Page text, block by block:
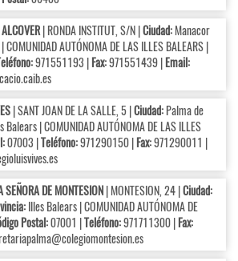
| RONDA INSTITUT, S/N |Ciudad:Manacor
AUTÓNOMA DE LAS ILLES BALEARS |
971551193 |Fax:971551439 |Email:
| SANT JOAN DE LA SALLE, 5 |Ciudad:Palma de
Balears | COMUNIDAD AUTÓNOMA DE LAS ILLES
07003 |Teléfono:971290150 |Fax:971290011 |
DE MONTESION| MONTESION, 24 |Ciudad:
Illes Balears | COMUNIDAD AUTÓNOMA DE
Postal:07001 |Teléfono:971711300 |Fax: